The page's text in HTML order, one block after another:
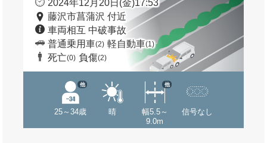
2024年12月20日(金)17:53
藤沢市菖蒲沢 付近
車両相互 中破事故
普通乗用車(2) 軽自動車(1)
死亡(0) 負傷(2)
25～34歳
他
晴
幅5.5～
9.0m
他
信号なし